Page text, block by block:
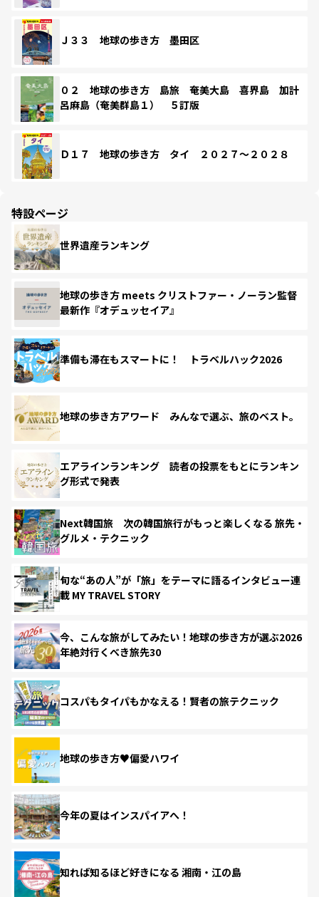
Ｊ３３ 地球の歩き方 墨田区
０２ 地球の歩き方 島旅 奄美大島 喜界島 加計
呂麻島（奄美群島１） ５訂版
Ｄ１７ 地球の歩き方 タイ ２０２７～２０２８
特設ページ
世界遺産ランキング
地球の歩き方 meets クリストファー・ノーラン監督
最新作『オデュッセイア』
準備も滞在もスマートに！ トラベルハック2026
地球の歩き方アワード みんなで選ぶ、旅のベスト。
エアラインランキング 読者の投票をもとにランキン
グ形式で発表
Next韓国旅 次の韓国旅行がもっと楽しくなる 旅先・
グルメ・テクニック
旬な“あの人”が「旅」をテーマに語るインタビュー連
載 MY TRAVEL STORY
今、こんな旅がしてみたい！地球の歩き方が選ぶ2026
年絶対行くべき旅先30
コスパもタイパもかなえる！賢者の旅テクニック
地球の歩き方♥偏愛ハワイ
今年の夏はインスパイアへ！
知れば知るほど好きになる 湘南・江の島